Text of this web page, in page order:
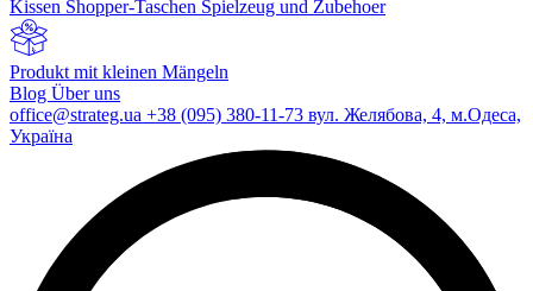
Kissen Shopper-Taschen Spielzeug und Zubehoer
Produkt mit kleinen Mängeln
Blog Über uns
office@strateg.ua +38 (095) 380-11-73 вул. Желябова, 4, м.Одеса,
Україна